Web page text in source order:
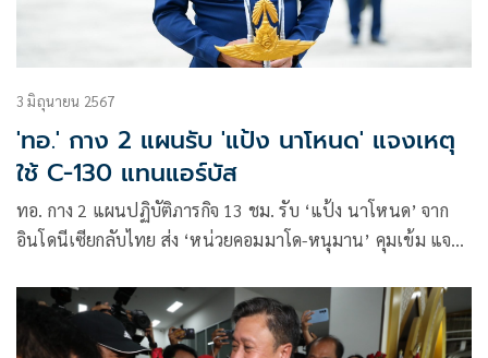
3 มิถุนายน 2567
'ทอ.' กาง 2 แผนรับ 'แป้ง นาโหนด' แจงเหตุ
ใช้ C-130 แทนแอร์บัส
ทอ. กาง 2 แผนปฏิบัติภารกิจ 13 ชม. รับ ‘แป้ง นาโหนด’ จาก
อินโดนีเซียกลับไทย ส่ง ‘หน่วยคอมมาโด-หนุมาน’ คุมเข้ม แจง